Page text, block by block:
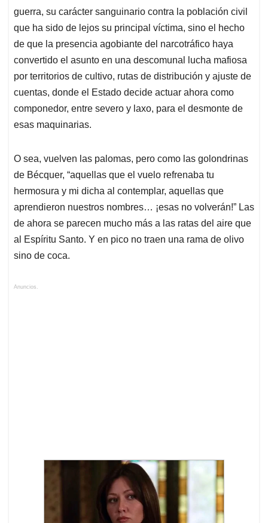
guerra, su carácter sanguinario contra la población civil
que ha sido de lejos su principal víctima, sino el hecho
de que la presencia agobiante del narcotráfico haya
convertido el asunto en una descomunal lucha mafiosa
por territorios de cultivo, rutas de distribución y ajuste de
cuentas, donde el Estado decide actuar ahora como
componedor, entre severo y laxo, para el desmonte de
esas maquinarias.
O sea, vuelven las palomas, pero como las golondrinas
de Bécquer, “aquellas que el vuelo refrenaba tu
hermosura y mi dicha al contemplar, aquellas que
aprendieron nuestros nombres… ¡esas no volverán!” Las
de ahora se parecen mucho más a las ratas del aire que
al Espíritu Santo. Y en pico no traen una rama de olivo
sino de coca.
Anuncios.